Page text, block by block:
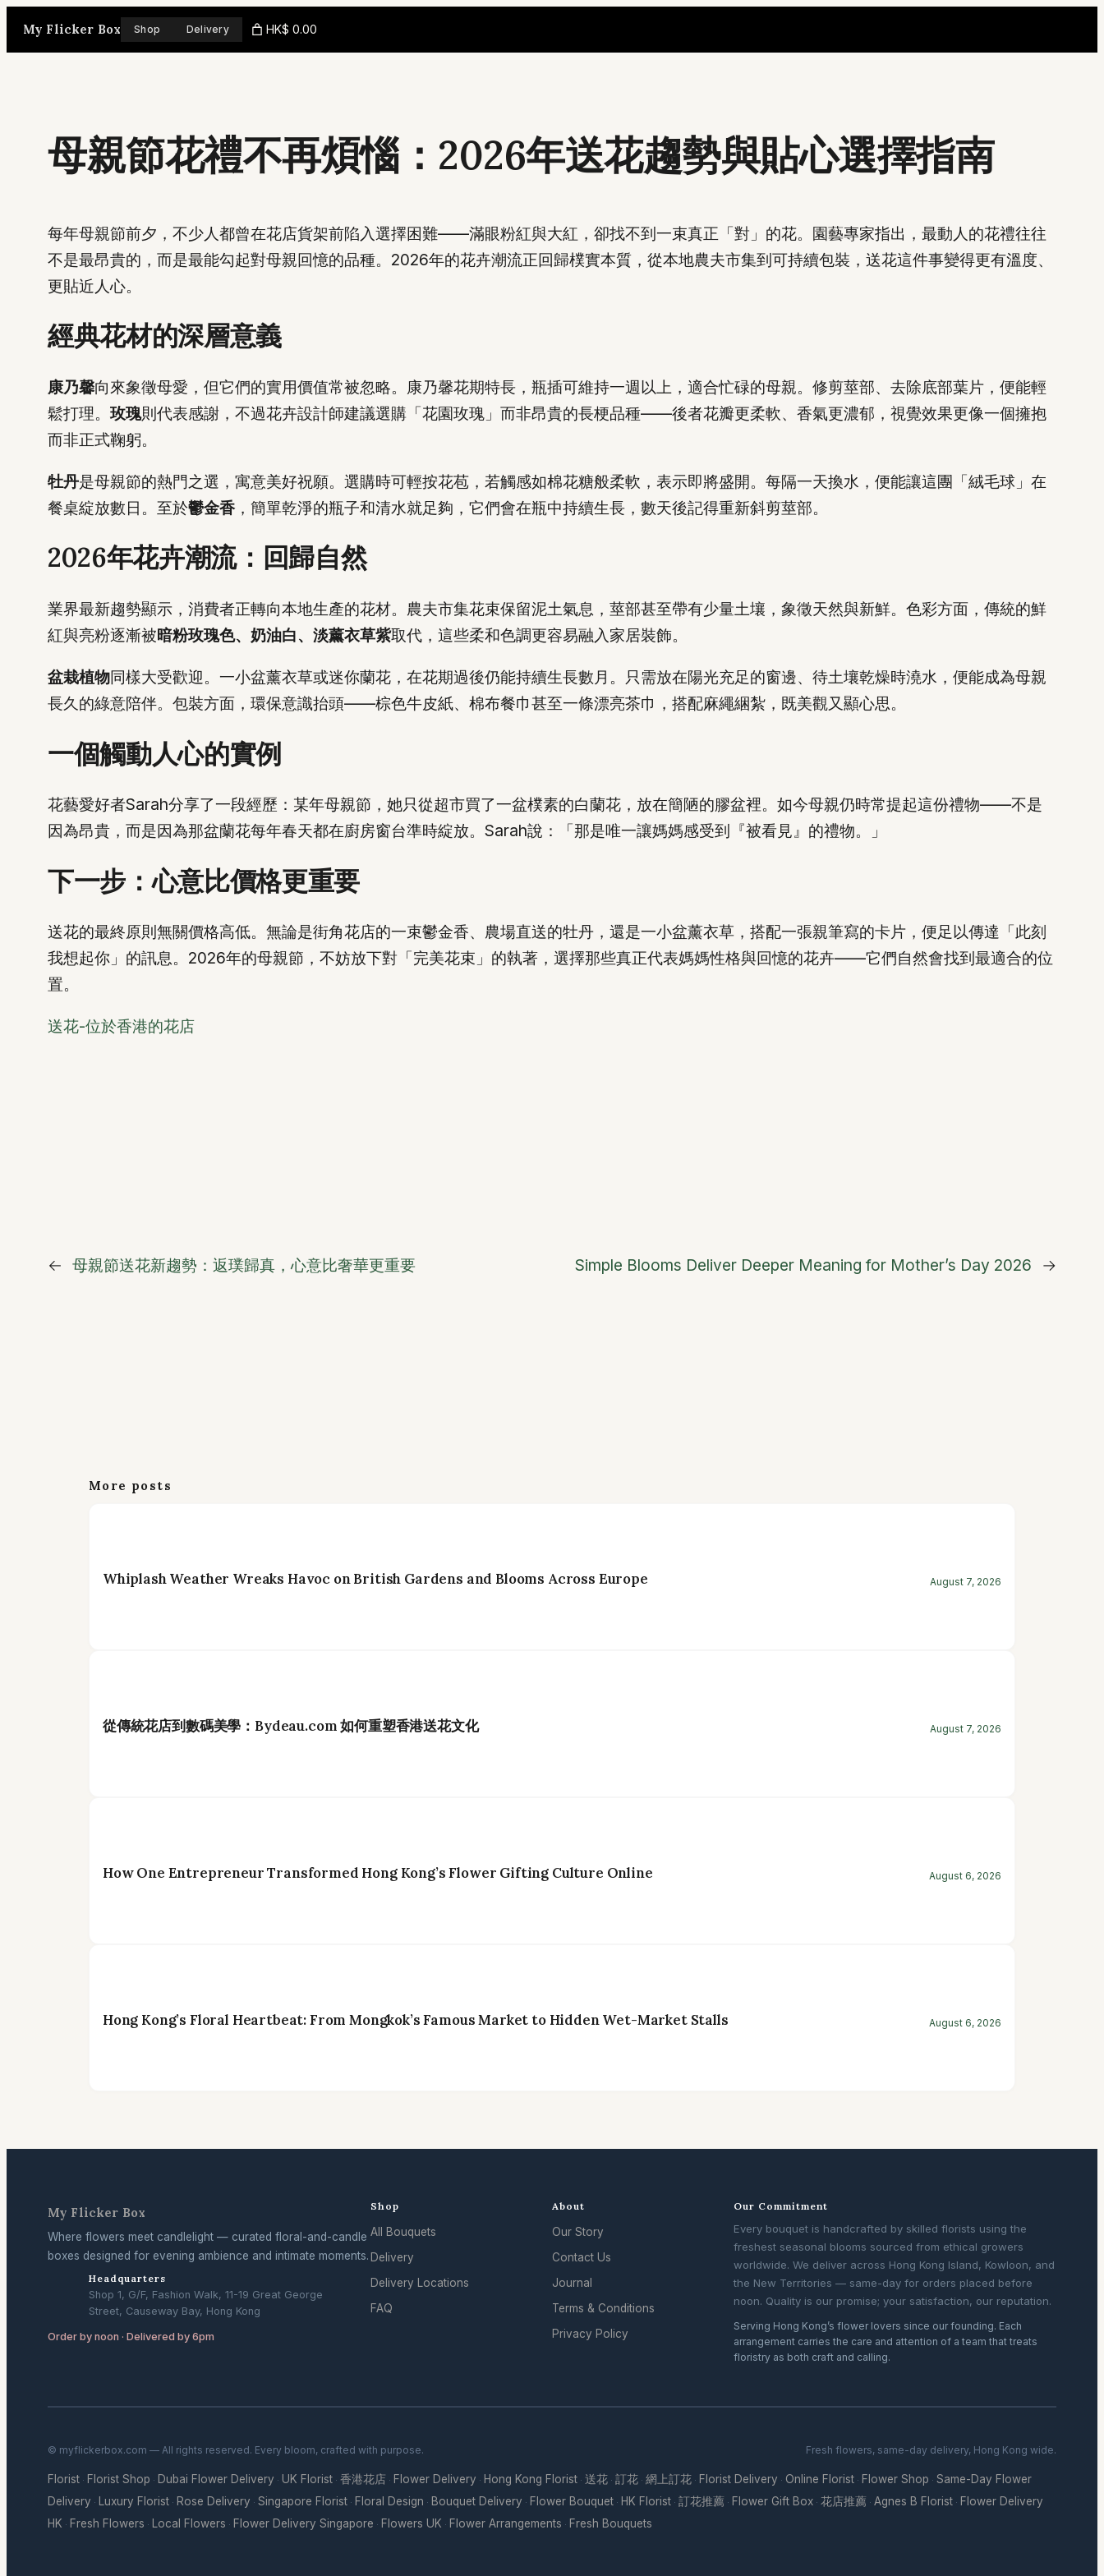
My Flicker Box Shop Delivery HK$ 0.00
母親節花禮不再煩惱：2026年送花趨勢與貼心選擇指南
每年母親節前夕，不少人都曾在花店貨架前陷入選擇困難——滿眼粉紅與大紅，卻找不到一束真正「對」的花。園藝專家指出，最動人的花禮往往
不是最昂貴的，而是最能勾起對母親回憶的品種。2026年的花卉潮流正回歸樸實本質，從本地農夫市集到可持續包裝，送花這件事變得更有溫度、
更貼近人心。
經典花材的深層意義
康乃馨向來象徵母愛，但它們的實用價值常被忽略。康乃馨花期特長，瓶插可維持一週以上，適合忙碌的母親。修剪莖部、去除底部葉片，便能輕
鬆打理。 玫瑰則代表感謝，不過花卉設計師建議選購「花園玫瑰」而非昂貴的長梗品種——後者花瓣更柔軟、香氣更濃郁，視覺效果更像一個擁抱
而非正式鞠躬。
牡丹是母親節的熱門之選，寓意美好祝願。選購時可輕按花苞，若觸感如棉花糖般柔軟，表示即將盛開。每隔一天換水，便能讓這團「絨毛球」在
餐桌綻放數日。至於鬱金香，簡單乾淨的瓶子和清水就足夠，它們會在瓶中持續生長，數天後記得重新斜剪莖部。
2026年花卉潮流：回歸自然
業界最新趨勢顯示，消費者正轉向本地生產的花材。農夫市集花束保留泥土氣息，莖部甚至帶有少量土壤，象徵天然與新鮮。色彩方面，傳統的鮮
紅與亮粉逐漸被暗粉玫瑰色、奶油白、淡薰衣草紫取代，這些柔和色調更容易融入家居裝飾。
盆栽植物同樣大受歡迎。一小盆薰衣草或迷你蘭花，在花期過後仍能持續生長數月。只需放在陽光充足的窗邊、待土壤乾燥時澆水，便能成為母親
長久的綠意陪伴。包裝方面，環保意識抬頭——棕色牛皮紙、棉布餐巾甚至一條漂亮茶巾，搭配麻繩綑紮，既美觀又顯心思。
一個觸動人心的實例
花藝愛好者Sarah分享了一段經歷：某年母親節，她只從超市買了一盆樸素的白蘭花，放在簡陋的膠盆裡。如今母親仍時常提起這份禮物——不是
因為昂貴，而是因為那盆蘭花每年春天都在廚房窗台準時綻放。Sarah說：「那是唯一讓媽媽感受到『被看見』的禮物。」
下一步：心意比價格更重要
送花的最終原則無關價格高低。無論是街角花店的一束鬱金香、農場直送的牡丹，還是一小盆薰衣草，搭配一張親筆寫的卡片，便足以傳達「此刻
我想起你」的訊息。2026年的母親節，不妨放下對「完美花束」的執著，選擇那些真正代表媽媽性格與回憶的花卉——它們自然會找到最適合的位
置。
送花-位於香港的花店
← 母親節送花新趨勢：返璞歸真，心意比奢華更重要 Simple Blooms Deliver Deeper Meaning for Mother’s Day 2026 →
More posts
Whiplash Weather Wreaks Havoc on British Gardens and Blooms Across Europe August 7, 2026
從傳統花店到數碼美學：Bydeau.com 如何重塑香港送花文化 August 7, 2026
How One Entrepreneur Transformed Hong Kong’s Flower Gifting Culture Online August 6, 2026
Hong Kong’s Floral Heartbeat: From Mongkok’s Famous Market to Hidden Wet-Market Stalls August 6, 2026
My Flicker Box
Where flowers meet candlelight — curated floral-and-candle
boxes designed for evening ambience and intimate moments.
Headquarters
Shop 1, G/F, Fashion Walk, 11-19 Great George
Street, Causeway Bay, Hong Kong
Order by noon · Delivered by 6pm
Shop
All Bouquets
Delivery
Delivery Locations
FAQ
About
Our Story
Contact Us
Journal
Terms & Conditions
Privacy Policy
Our Commitment
Every bouquet is handcrafted by skilled florists using the
freshest seasonal blooms sourced from ethical growers
worldwide. We deliver across Hong Kong Island, Kowloon, and
the New Territories — same-day for orders placed before
noon. Quality is our promise; your satisfaction, our reputation.
Serving Hong Kong’s flower lovers since our founding. Each
arrangement carries the care and attention of a team that treats
floristry as both craft and calling.
© myflickerbox.com — All rights reserved. Every bloom, crafted with purpose. Fresh flowers, same-day delivery, Hong Kong wide.
Florist · Florist Shop · Dubai Flower Delivery · UK Florist · 香港花店 · Flower Delivery · Hong Kong Florist · 送花 · 訂花 · 網上訂花 · Florist Delivery · Online Florist · Flower Shop · Same-Day Flower
Delivery · Luxury Florist · Rose Delivery · Singapore Florist · Floral Design · Bouquet Delivery · Flower Bouquet · HK Florist · 訂花推薦 · Flower Gift Box · 花店推薦 · Agnes B Florist · Flower Delivery
HK · Fresh Flowers · Local Flowers · Flower Delivery Singapore · Flowers UK · Flower Arrangements · Fresh Bouquets